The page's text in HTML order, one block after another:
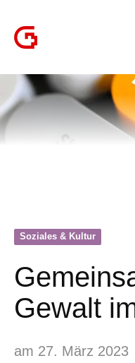
Soziales & Kultur
Gewalt
am 27. März 2023